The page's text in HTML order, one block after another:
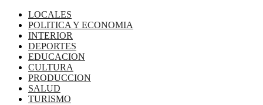
LOCALES
POLITICA Y ECONOMIA
INTERIOR
DEPORTES
EDUCACION
CULTURA
PRODUCCION
SALUD
TURISMO